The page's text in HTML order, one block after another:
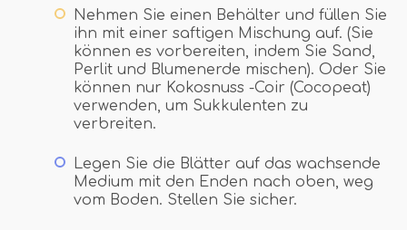
Nehmen Sie einen Behälter und füllen Sie
ihn mit einer saftigen Mischung auf. (Sie
können es vorbereiten, indem Sie Sand,
Perlit und Blumenerde mischen). Oder Sie
können nur Kokosnuss -Coir (Cocopeat)
verwenden, um Sukkulenten zu
verbreiten.
Legen Sie die Blätter auf das wachsende
Medium mit den Enden nach oben, weg
vom Boden. Stellen Sie sicher.